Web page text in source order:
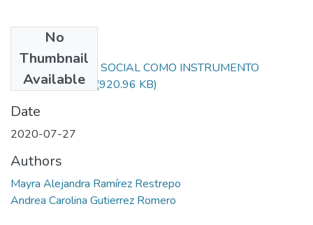
No
Thumbnail
Available
LA PROTECCIÓN SOCIAL COMO INSTRUMENTO
JURÍDICO DE.pdf
(920.96 KB)
Date
2020-07-27
Authors
Mayra Alejandra Ramírez Restrepo
Andrea Carolina Gutierrez Romero